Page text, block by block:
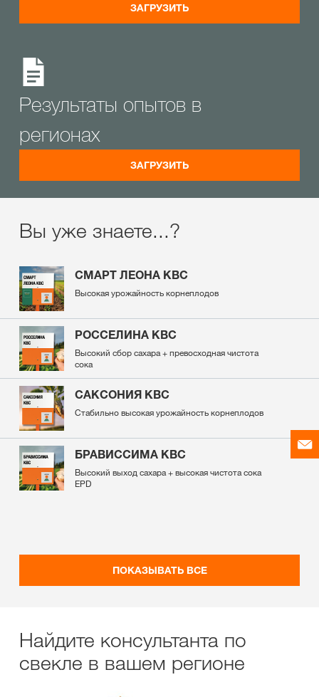
ЗАГРУЗИТЬ
Результаты опытов в
регионах
ЗАГРУЗИТЬ
Вы уже знаете...?
СМАРТ ЛЕОНА КВС
Высокая урожайность корнеплодов
РОССЕЛИНА КВС
Высокий сбор сахара + превосходная чистота
сока
САКСОНИЯ КВС
Стабильно высокая урожайность корнеплодов
БРАВИССИМА КВС
Высокий выход сахара + высокая чистота сока
EPD
ПОКАЗЫВАТЬ ВСЕ
Найдите консультанта по
свекле в вашем регионе